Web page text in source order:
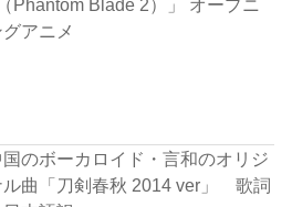
Phantom Blade 2）」 オープニ
グアニメ
国のボーカロイド・言和のオリジ
ル曲「刀剣春秋 2014 ver」 歌詞